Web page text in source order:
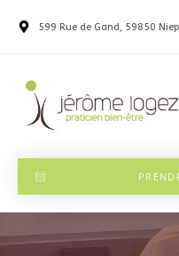
599 Rue de Gand, 59850